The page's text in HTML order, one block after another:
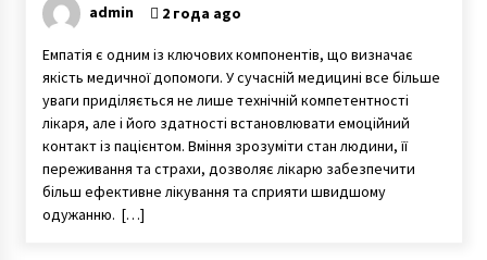
admin 2 года ago
Емпатія є одним із ключових компонентів, що визначає
якість медичної допомоги. У сучасній медицині все більше
уваги приділяється не лише технічній компетентності
лікаря, але і його здатності встановлювати емоційний
контакт із пацієнтом. Вміння зрозуміти стан людини, її
переживання та страхи, дозволяє лікарю забезпечити
більш ефективне лікування та сприяти швидшому
одужанню. […]